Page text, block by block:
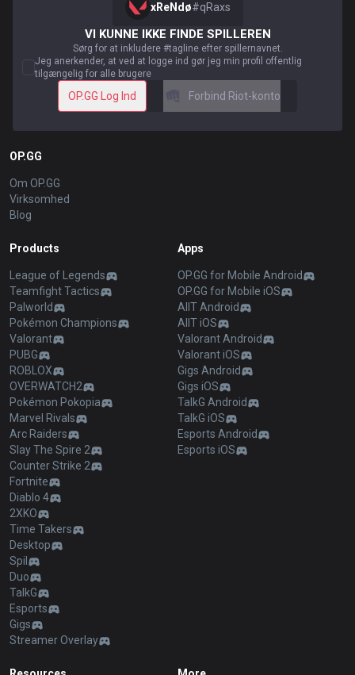
xReNdø#qRaxs
VI KUNNE IKKE FINDE SPILLEREN
Sørg for at inkludere #tagline efter spillernavnet.
Jeg anerkender, at ved at logge ind gør jeg min profil offentlig
tilgængelig for alle brugere
OP.GG Log Ind Forbind Riot-konto
OP.GG
Om OP.GG
Virksomhed
Blog
Products
League of Legends
Teamfight Tactics
Palworld
Pokémon Champions
Valorant
PUBG
ROBLOX
OVERWATCH2
Pokémon Pokopia
Marvel Rivals
Arc Raiders
Slay The Spire 2
Counter Strike 2
Fortnite
Diablo 4
2XKO
Time Takers
Desktop
Spil
Duo
TalkG
Esports
Gigs
Streamer Overlay
Apps
OP.GG for Mobile Android
OP.GG for Mobile iOS
AllT Android
AllT iOS
Valorant Android
Valorant iOS
Gigs Android
Gigs iOS
TalkG Android
TalkG iOS
Esports Android
Esports iOS